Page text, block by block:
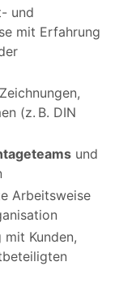
und
mit Erfahrung
(z. B. DIN
und
Arbeitsweise
Kunden,